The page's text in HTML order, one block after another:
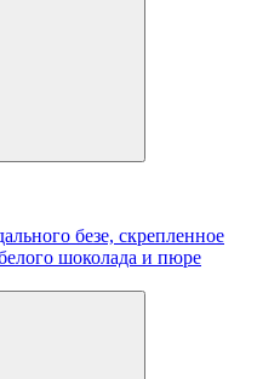
безе, скрепленное
шоколада и пюре